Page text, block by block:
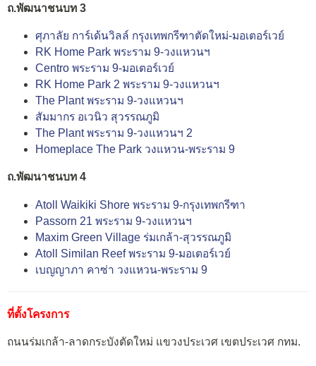
ถ.พัฒนาชนบท 3
ศุภาลัย การ์เด้นวิลล์ กรุงเทพกรีฑาตัดใหม่-มอเตอร์เวย์
RK Home Park พระราม 9-วงแหวนฯ
Centro พระราม 9-มอเตอร์เวย์
RK Home Park 2 พระราม 9-วงแหวนฯ
The Plant พระราม 9-วงแหวนฯ
สัมมากร อเวนิว สุวรรณภูมิ
The Plant พระราม 9-วงแหวนฯ 2
Homeplace The Park วงแหวน-พระราม 9
ถ.พัฒนาชนบท 4
Atoll Waikiki Shore พระราม 9-กรุงเทพกรีฑา
Passorn 21 พระราม 9-วงแหวนฯ
Maxim Green Village ร่มเกล้า-สุวรรณภูมิ
Atoll Similan Reef พระราม 9-มอเตอร์เวย์
เบญญาภา คาซ่า วงแหวน-พระราม 9
ที่ตั้งโครงการ
ถนนร่มเกล้า-ลาดกระบังตัดใหม่ แขวงประเวศ เขตประเวศ กทม.